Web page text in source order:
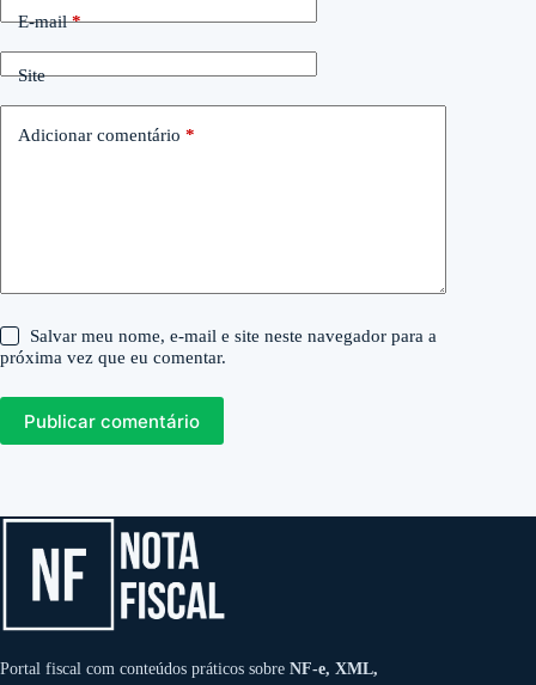
E-mail*
Site
Adicionar comentário *
Salvar meu nome, e-mail e site neste navegador para a
próxima vez que eu comentar.
Publicar comentário
Portal fiscal com conteúdos práticos sobre NF-e, XML,